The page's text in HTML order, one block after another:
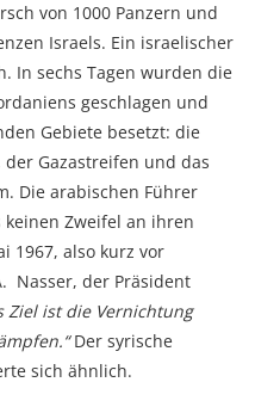
von 1000 Panzern und
Israels. Ein israelischer
In sechs Tagen wurden die
geschlagen und
Gebiete besetzt: die
Gazastreifen und das
Die arabischen Führer
Zweifel an ihren
1967, also kurz vor
Nasser, der Präsident
Ziel ist die Vernichtung
Der syrische
sich ähnlich.